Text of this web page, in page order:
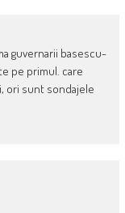
guvernarii basescu-
pe primul. care
ori sunt sondajele